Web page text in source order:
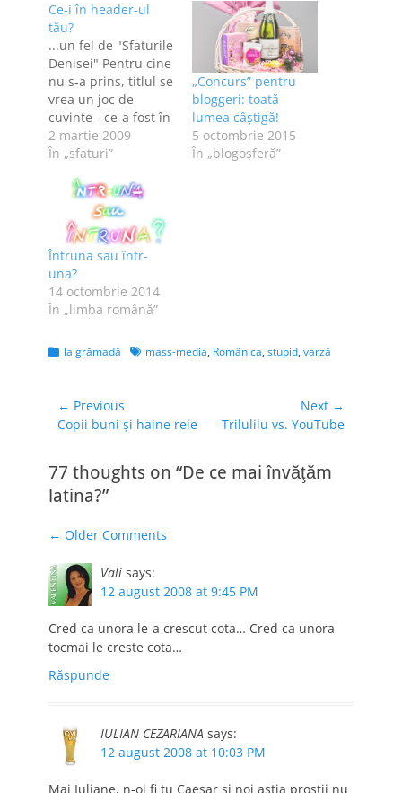
Ce-i în header-ul
tău?
...un fel de "Sfaturile
Denisei" Pentru cine
nu s-a prins, titlul se
vrea un joc de
cuvinte - ce-a fost în
capul tău de ţi-ai
făcut un astfel de
Ideea acestui post
mi-a venit când,
ajunsă din
întâmplare şi cel
mai probabil de la
Zoso pe blogul…
2 martie 2009
În „sfaturi”
„Concurs” pentru
bloggeri: toată
lumea câștigă!
5 octombrie 2015
În „blogosferă”
Întruna sau într-
una?
14 octombrie 2014
În „limba română”
Categories
la grămadă Tagsmass-media, Românica, stupid, varză
Navigare
în
← Previous
Previous
Copii buni şi haine rele
Next →
NextTrilulilu vs. YouTube
77 thoughts on “De ce mai învăţăm
latina?”
Comment
navigation
← Older Comments
Vali says:
12 august 2008 at 9:45 PM
Cred ca unora le-a crescut cota… Cred ca unora
tocmai le creste cota…
Răspunde
IULIAN CEZARIANA says:
12 august 2008 at 10:03 PM
Mai Iuliane, n-oi fi tu Caesar si noi astia prostii nu